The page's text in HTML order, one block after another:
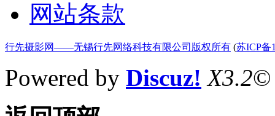
网站条款
行先摄影网——无锡行先网络科技有限公司版权所有 (苏ICP备
Powered by Discuz! X3.2©